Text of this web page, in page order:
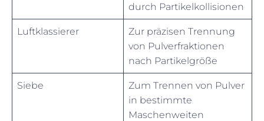
durch Partikelkollisionen
Luftklassierer
Zur präzisen Trennung
von Pulverfraktionen
nach Partikelgröße
Siebe
Zum Trennen von Pulver
in bestimmte
Maschenweiten